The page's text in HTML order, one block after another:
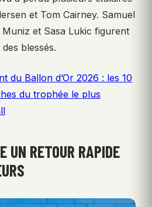
et Tom Cairney. Samuel
et Sasa Lukic figurent
blessés.
du Ballon d’Or 2026 : les 10
du trophée le plus
UN RETOUR RAPIDE